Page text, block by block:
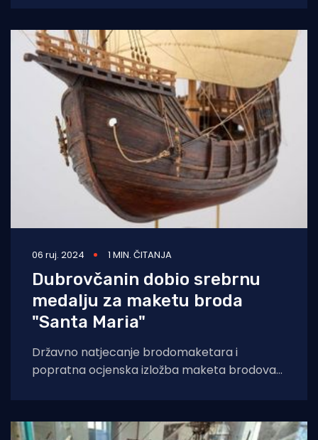
06 ruj. 2024 1 MIN. ČITANJA
Dubrovčanin dobio srebrnu
medalju za maketu broda
"Santa Maria"
Državno natjecanje brodomaketara i
popratna ocjenska izložba maketa brodova